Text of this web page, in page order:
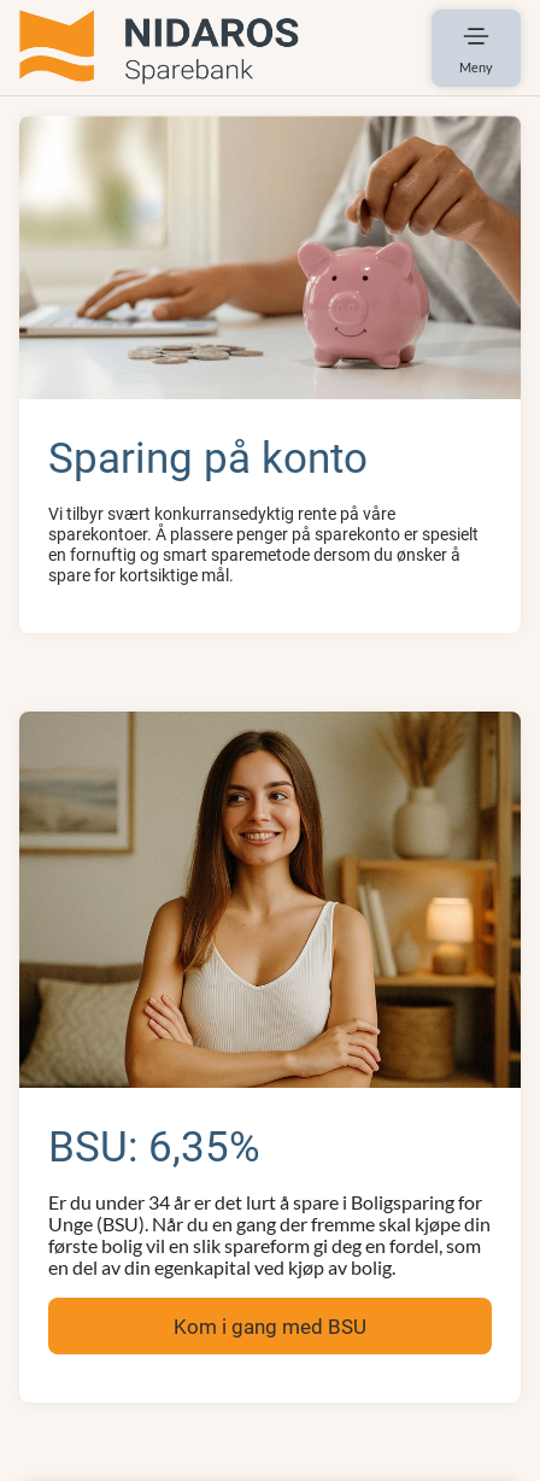
Meny
Sparing på konto
Vi tilbyr svært konkurransedyktig rente på våre
sparekontoer. Å plassere penger på sparekonto er spesielt
en fornuftig og smart sparemetode dersom du ønsker å
spare for kortsiktige mål.
BSU: 6,35%
Er du under 34 år er det lurt å spare i Boligsparing for
Unge (BSU). Når du en gang der fremme skal kjøpe din
første bolig vil en slik spareform gi deg en fordel, som
en del av din egenkapital ved kjøp av bolig.
Kom i gang med BSU